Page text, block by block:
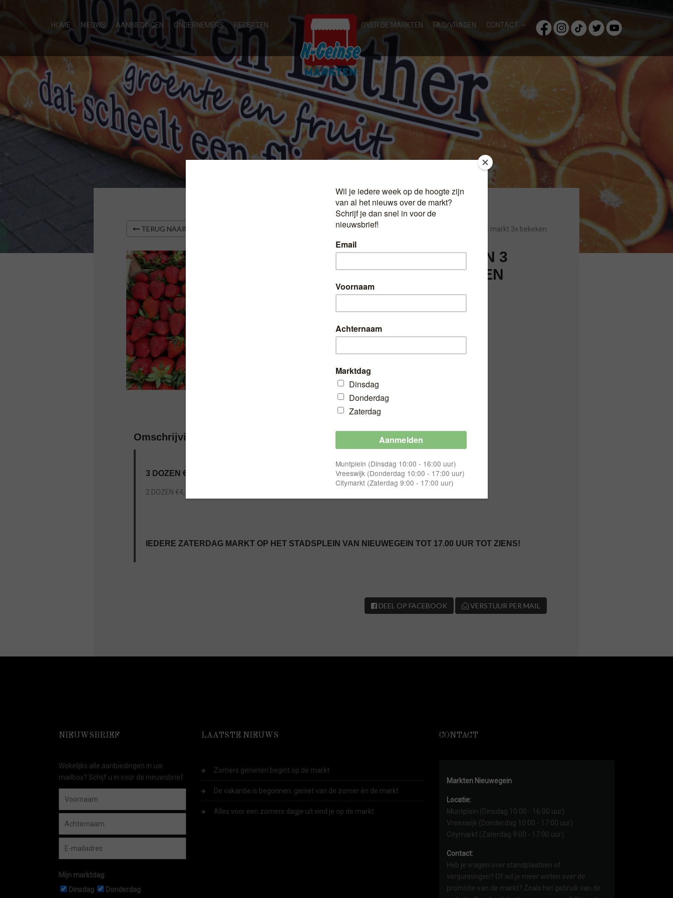
HOME NIEUWS AANBIEDINGEN ONDERNEMERS RECEPTEN OVER DE MARKTEN FAQ/VRAGEN CONTACT
TERUG NAAR OVERZICHT Sinds laatste markt 3x bekeken
HOLLANDSE AARDBEIEN 3
DOZEN €5,– BIJ JOHAN EN
ESTHER GROENTE …
Geldig op Wk 26
Markten: Citymarkt (Zaterdag 9:00 - 17:00 uur)
3 DOZEN 5.
Johan en Esther groente en fruit!
Omschrijving
3 DOZEN €5,--🍓🍓🍓🍓🍓🍓
2 DOZEN €4,-- DON'T WORRY BE HAPPY!😋
IEDERE ZATERDAG MARKT OP HET STADSPLEIN VAN NIEUWEGEIN TOT 17.00 UUR TOT ZIENS!
DEEL OP FACEBOOK VERSTUUR PER MAIL
NIEUWSBRIEF
Wekelijks alle aanbiedingen in uw
mailbox? Schijf u in voor de nieuwsbrief.
Mijn marktdag:
Dinsdag
Donderdag
LAATSTE NIEUWS
Zomers genieten begint op de markt
De vakantie is begonnen: geniet van de zomer én de markt
Alles voor een zomers dagje uit vind je op de markt
CONTACT
Markten Nieuwegein
Locatie:
Muntplein (Dinsdag 10:00 - 16:00 uur)
Vreeswijk (Donderdag 10:00 - 17:00 uur)
Citymarkt (Zaterdag 9:00 - 17:00 uur)
Contact:
Heb je vragen over standplaatsen of
vergunningen? Of wil je meer weten over de
promotie van de markt? Zoals het gebruik van de